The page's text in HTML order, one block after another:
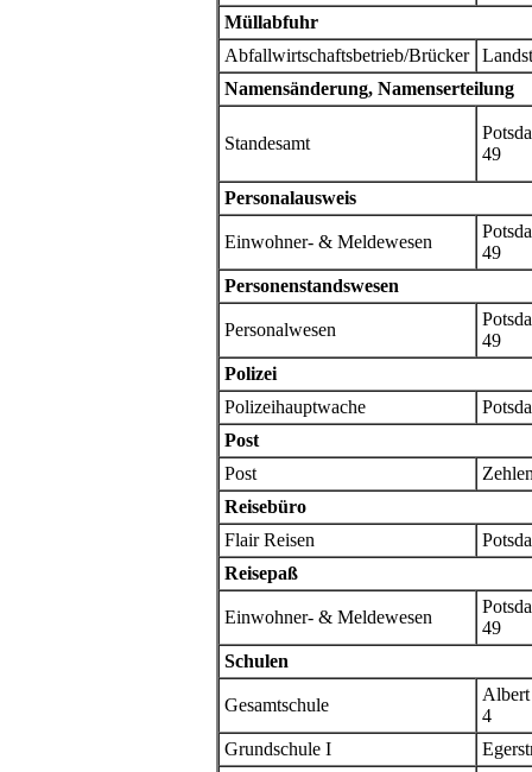
Müllabfuhr
Abfallwirtschaftsbetrieb/Brücker
Namensänderung, Namenserteilung
Standesamt
49
Personalausweis
Einwohner- & Meldewesen
49
Personenstandswesen
Personalwesen
49
Polizei
Polizeihauptwache
Post
Post
Reisebüro
Flair Reisen
Reisepaß
Einwohner- & Meldewesen
49
Schulen
Gesamtschule
Albert
4
Grundschule I